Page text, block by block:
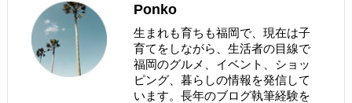
Ponko
生まれも育ちも福岡で、現在は子
育てをしながら、生活者の目線で
福岡のグルメ、イベント、ショッ
ピング、暮らしの情報を発信して
います。長年のブログ執筆経験を